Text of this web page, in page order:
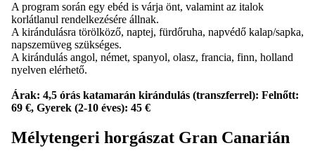
A program során egy ebéd is várja önt, valamint az italok
korlátlanul rendelkezésére állnak.
A kirándulásra törölköző, naptej, fürdőruha, napvédő kalap/sapka,
napszemüveg szükséges.
A kirándulás angol, német, spanyol, olasz, francia, finn, holland
nyelven elérhető.
Árak: 4,5 órás katamarán kirándulás (transzferrel): Felnőtt:
69 €, Gyerek (2-10 éves): 45 €
Mélytengeri horgászat Gran Canarián